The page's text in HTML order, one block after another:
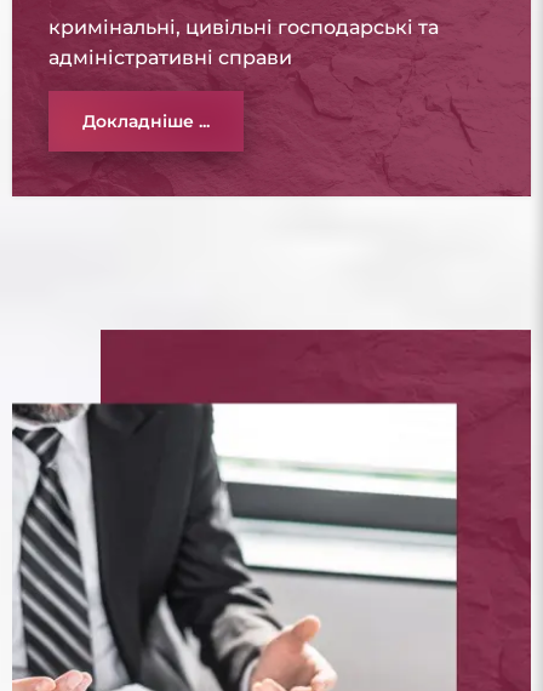
кримінальні, цивільні господарські та
адміністративні справи
Докладніше ...